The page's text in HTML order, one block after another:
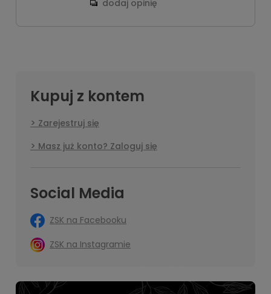
dodaj opinię
Kupuj z kontem
Zarejestruj się
Masz już konto? Zaloguj się
Social Media
ZSK na Facebooku
ZSK na Instagramie